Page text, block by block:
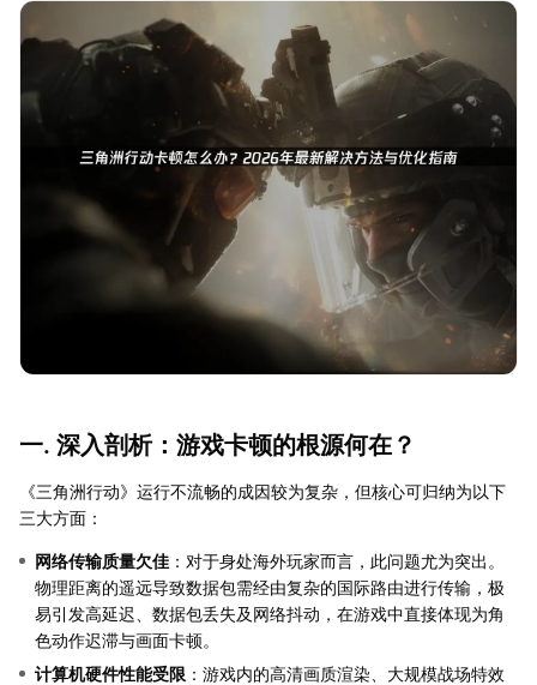
一. 深入剖析：游戏卡顿的根源何在？
《三角洲行动》运行不流畅的成因较为复杂，但核心可归纳为以下
三大方面：
网络传输质量欠佳 ：对于身处海外玩家而言，此问题尤为突出。
物理距离的遥远导致数据包需经由复杂的国际路由进行传输，极
易引发高延迟、数据包丢失及网络抖动，在游戏中直接体现为角
色动作迟滞与画面卡顿。
计算机硬件性能受限 ：游戏内的高清画质渲染、大规模战场特效